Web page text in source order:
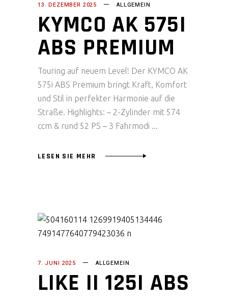
13. DEZEMBER 2025 ALLGEMEIN
KYMCO AK 575I
ABS PREMIUM
Touring auf neuem Level! Der KYMCO AK
575i ABS Premium bringt Kraft, Komfort
und Stil in perfekter Harmonie auf die
Straße. Highlights: – 2-Zylinder mit 574
ccm & rund 52 PS – 3 Fahrmodi
LESEN SIE MEHR
7. JUNI 2025 ALLGEMEIN
LIKE II 125I ABS